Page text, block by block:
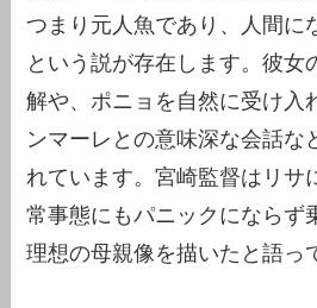
つまり元人魚であり、人間に
という説が存在します。彼女
解や、ポニョを自然に受け入
ンマーレとの意味深な会話な
れています。宮崎監督はリサ
常事態にもパニックにならず
理想の母親像を描いたと語っ